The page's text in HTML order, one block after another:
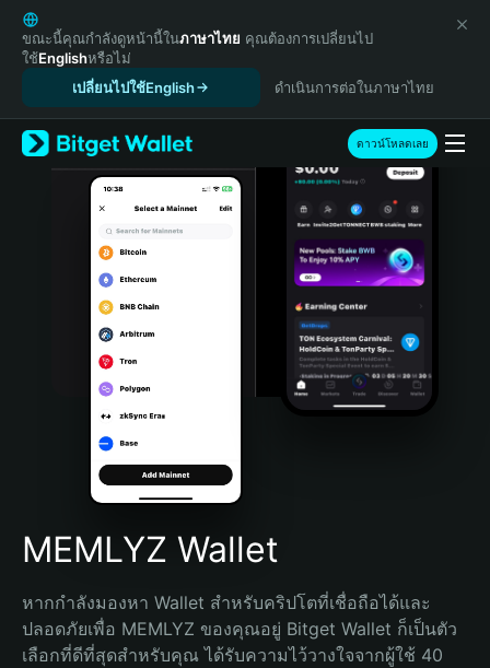
English
日本語
Tiếng Việt
Español (Latinoamérica)
Türkçe
Italiano
Português (Portugal)
Bahasa Indonesia
Português (Brasil)
Español (Argentina)
ขณะนี้คุณกำลังดูหน้านี้ในภาษาไทย คุณต้องการเปลี่ยนไป
ใช้Englishหรือไม่
เปลี่ยนไปใช้English
ดำเนินการต่อในภาษาไทย
ดาวน์โหลดเลย
MEMLYZ Wallet
หากกำลังมองหา Wallet สำหรับคริปโตที่เชื่อถือได้และ
ปลอดภัยเพื่อ MEMLYZ ของคุณอยู่ Bitget Wallet ก็เป็นตัว
เลือกที่ดีที่สุดสำหรับคุณ ได้รับความไว้วางใจจากผู้ใช้ 40